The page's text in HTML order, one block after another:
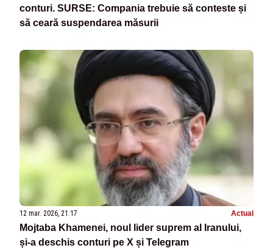
conturi. SURSE: Compania trebuie să conteste și
să ceară suspendarea măsurii
12 mar. 2026, 21:17 Actual
Mojtaba Khamenei, noul lider suprem al Iranului,
și-a deschis conturi pe X și Telegram